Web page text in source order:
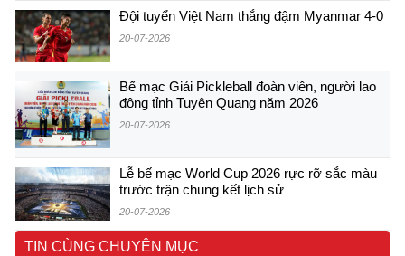
Đội tuyển Việt Nam thắng đậm Myanmar 4-0
20-07-2026
Bế mạc Giải Pickleball đoàn viên, người lao
động tỉnh Tuyên Quang năm 2026
20-07-2026
Lễ bế mạc World Cup 2026 rực rỡ sắc màu
trước trận chung kết lịch sử
20-07-2026
TIN CÙNG CHUYÊN MỤC